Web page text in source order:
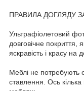
ПРАВИЛА ДОГЛЯДУ
Ультрафіолетовий
довговічне покриття,
яскравість і красу на
Меблі не потребують
ставлення. Ось